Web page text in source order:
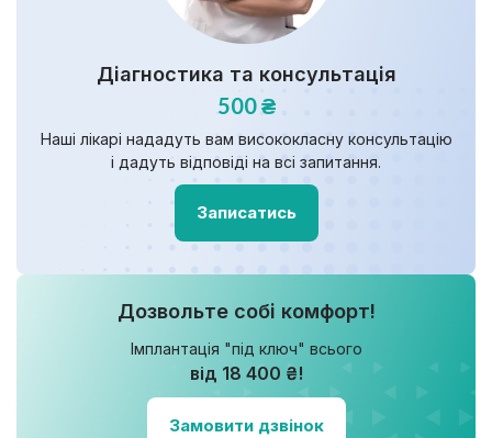
Діагностика та консультація
500 ₴
Наші лікарі нададуть вам висококласну консультацію
і дадуть відповіді на всі запитання.
Записатись
Дозвольте собі комфорт!
Імплантація "під ключ" всього
від 18 400 ₴!
Замовити дзвінок